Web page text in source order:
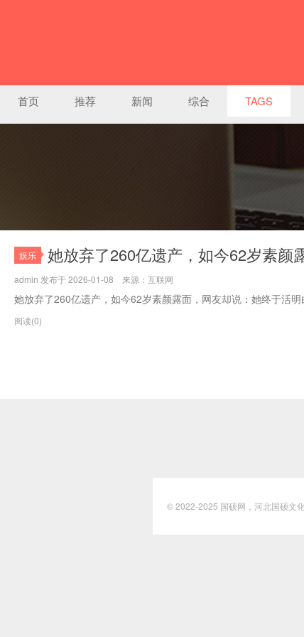
首页 推荐 新闻 综合 TAGS
娱乐 她放弃了260亿遗产，如今62岁素颜
admin 发布于 2026-01-08 来源：互联网
她放弃了260亿遗产，如今62岁素颜露面，网友却说：她终于活明
阅读(0)
© 2022-2025 国硕网，河北国硕文